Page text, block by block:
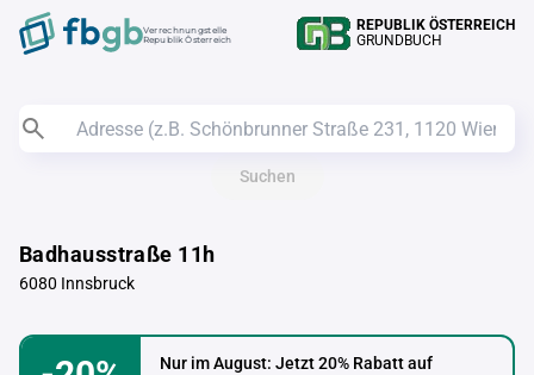
Verrechnungstelle
Republik Österreich
REPUBLIK ÖSTERREICH
GRUNDBUCH
Suchen
Badhausstraße 11h
6080 Innsbruck
Nur im August: Jetzt 20% Rabatt auf